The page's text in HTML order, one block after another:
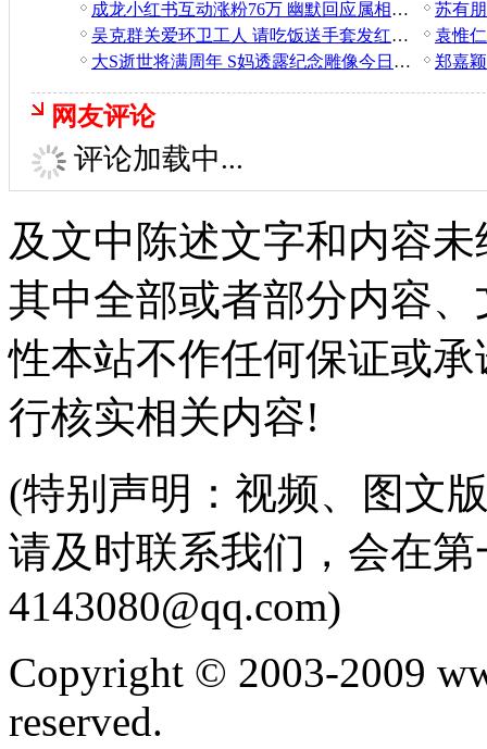
成龙小红书互动涨粉76万 幽默回应属相问题
吴克群关爱环卫工人 请吃饭送手套发红包传递正能量
大S逝世将满周年 S妈透露纪念雕像今日揭幕
郑嘉
网友评论
评论加载中...
及文中陈述文字和内容
其中全部或者部分内容
性本站不作任何保证或
行核实相关内容!
(特别声明：视频、图文
请及时联系我们，会在
4143080@qq.com)
Copyright © 2003-2009
reserved.